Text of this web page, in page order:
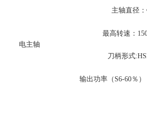
电主轴
主轴直径
最高转速：
刀柄形式
输出功率（S6-60％